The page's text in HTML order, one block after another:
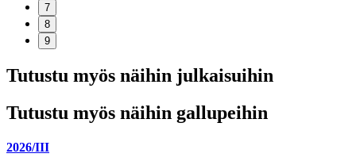
7
8
9
Tutustu myös näihin julkaisuihin
Tutustu myös näihin gallupeihin
2026/III